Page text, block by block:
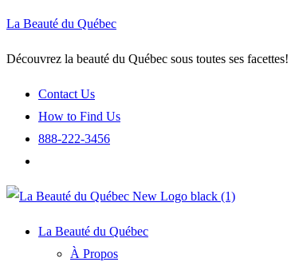
La Beauté du Québec
Découvrez la beauté du Québec sous toutes ses facettes!
Contact Us
How to Find Us
888-222-3456
La Beauté du Québec
À Propos